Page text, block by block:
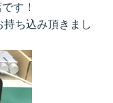
す！
ち込み頂きまし